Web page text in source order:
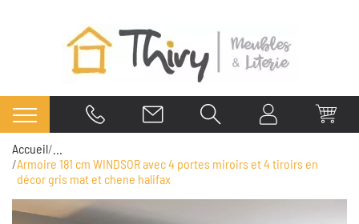
Accueil
Armoire 181 cm WINDSOR avec 4 portes miroirs et 4 tiroirs en
décor gris mat et chene halifax